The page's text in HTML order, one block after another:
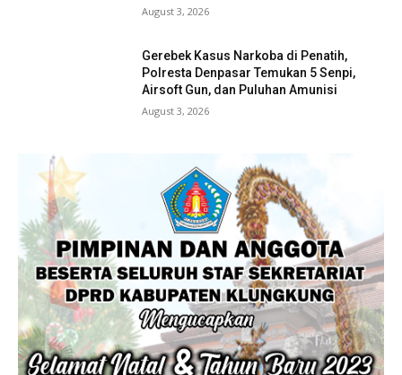
August 3, 2026
Gerebek Kasus Narkoba di Penatih,
Polresta Denpasar Temukan 5 Senpi,
Airsoft Gun, dan Puluhan Amunisi
August 3, 2026